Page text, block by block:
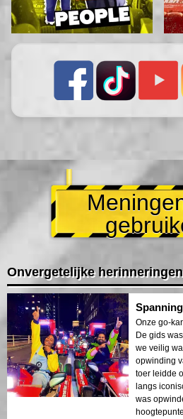
Onvergetelijke herinneringen
Onze go-
De gids
we veilig
opwinding
toer leidde
langs
was